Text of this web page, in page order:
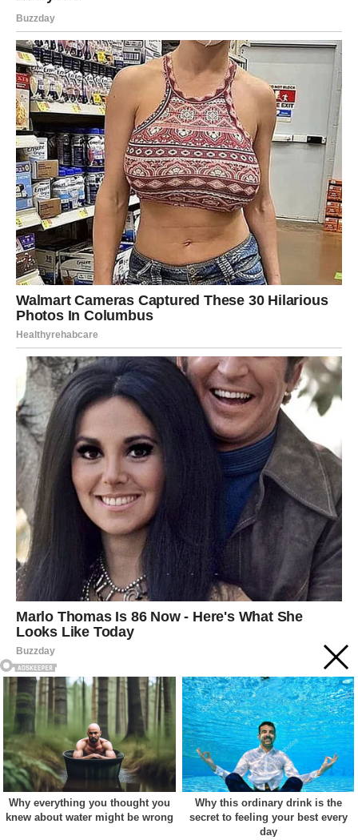
Acest site web folosește cookie-uri pentru a vă îmbunătăți
experiența. Vom presupune că sunteți de acord cu asta dacă
vă continuați navigarea.
Cookie settings ACCEPT